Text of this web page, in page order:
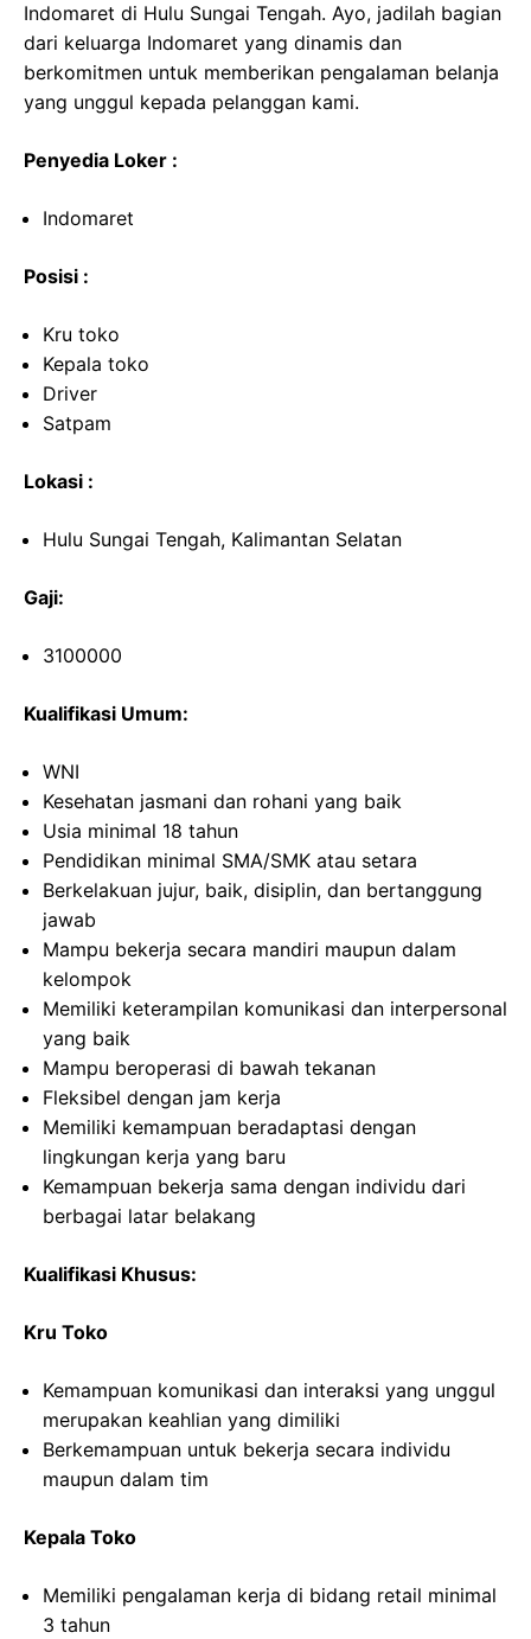
Indomaret di Hulu Sungai Tengah. Ayo, jadilah bagian
dari keluarga Indomaret yang dinamis dan
berkomitmen untuk memberikan pengalaman belanja
yang unggul kepada pelanggan kami.
Penyedia Loker :
Indomaret
Posisi :
Kru toko
Kepala toko
Driver
Satpam
Lokasi :
Hulu Sungai Tengah, Kalimantan Selatan
Gaji:
3100000
Kualifikasi Umum:
WNI
Kesehatan jasmani dan rohani yang baik
Usia minimal 18 tahun
Pendidikan minimal SMA/SMK atau setara
Berkelakuan jujur, baik, disiplin, dan bertanggung
jawab
Mampu bekerja secara mandiri maupun dalam
kelompok
Memiliki keterampilan komunikasi dan interpersonal
yang baik
Mampu beroperasi di bawah tekanan
Fleksibel dengan jam kerja
Memiliki kemampuan beradaptasi dengan
lingkungan kerja yang baru
Kemampuan bekerja sama dengan individu dari
berbagai latar belakang
Kualifikasi Khusus:
Kru Toko
Kemampuan komunikasi dan interaksi yang unggul
merupakan keahlian yang dimiliki
Berkemampuan untuk bekerja secara individu
maupun dalam tim
Kepala Toko
Memiliki pengalaman kerja di bidang retail minimal
3 tahun